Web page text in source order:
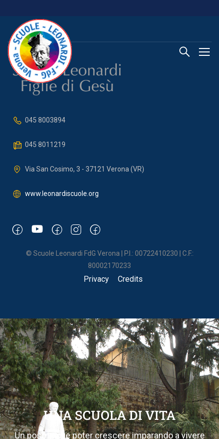
045 8003894
045 8011219
Via San Cosimo, 3 - 37121 Verona (VR)
www.leonardiscuole.org
© Scuole Leonardi FdG Verona | P.I.: 00722410230 | C.F.:
80002170233
Privacy Credits
UNA SCUOLA DI VITA
Un posto dove poter crescere imparando a vivere